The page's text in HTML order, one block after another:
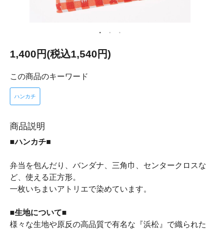
1,400円(税込1,540円)
この商品のキーワード
ハンカチ
商品説明
■ハンカチ■
弁当を包んだり、バンダナ、三角巾、センタークロスな
ど、使える正方形。
一枚いちまいアトリエで染めています。
■生地について■
様々な生地や原反の高品質で有名な『浜松』で織られた